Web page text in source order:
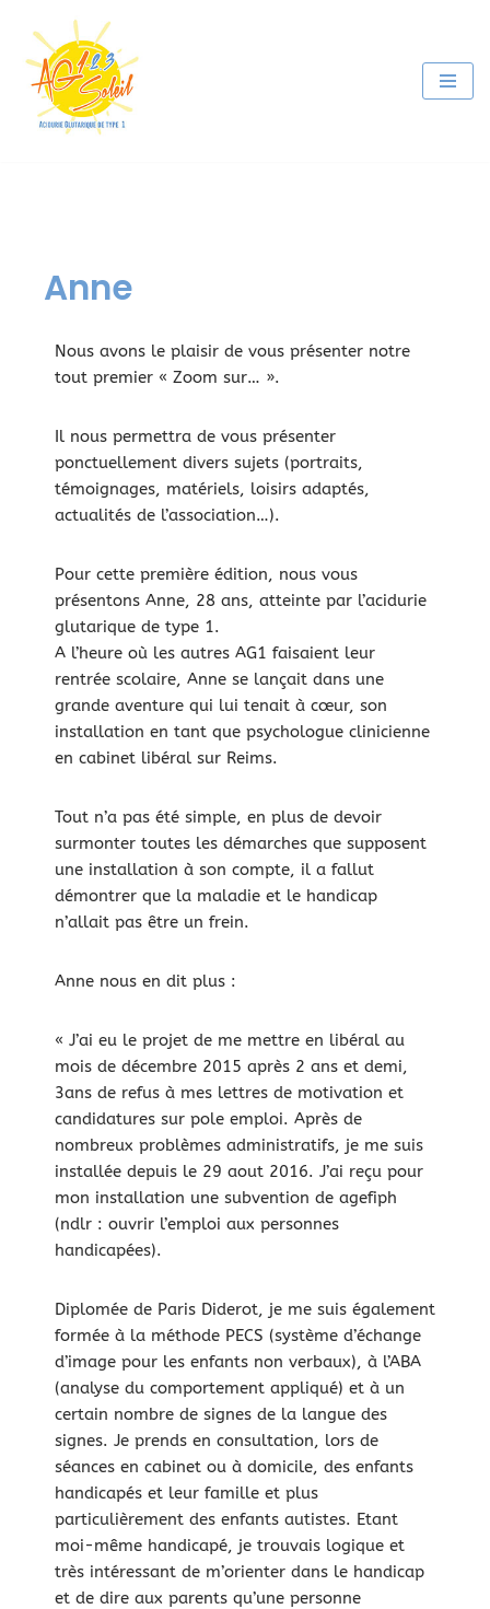
Aller
au
contenu
Anne
Nous avons le plaisir de vous présenter notre
tout premier « Zoom sur… ».
Il nous permettra de vous présenter
ponctuellement divers sujets (portraits,
témoignages, matériels, loisirs adaptés,
actualités de l’association…).
Pour cette première édition, nous vous
présentons Anne, 28 ans, atteinte par l’acidurie
glutarique de type 1.
A l’heure où les autres AG1 faisaient leur
rentrée scolaire, Anne se lançait dans une
grande aventure qui lui tenait à cœur, son
installation en tant que psychologue clinicienne
en cabinet libéral sur Reims.
Tout n’a pas été simple, en plus de devoir
surmonter toutes les démarches que supposent
une installation à son compte, il a fallut
démontrer que la maladie et le handicap
n’allait pas être un frein.
Anne nous en dit plus :
« J’ai eu le projet de me mettre en libéral au
mois de décembre 2015 après 2 ans et demi,
3ans de refus à mes lettres de motivation et
candidatures sur pole emploi. Après de
nombreux problèmes administratifs, je me suis
installée depuis le 29 aout 2016. J’ai reçu pour
mon installation une subvention de agefiph
(ndlr : ouvrir l’emploi aux personnes
handicapées).
Diplomée de Paris Diderot, je me suis également
formée à la méthode PECS (système d’échange
d’image pour les enfants non verbaux), à l’ABA
(analyse du comportement appliqué) et à un
certain nombre de signes de la langue des
signes. Je prends en consultation, lors de
séances en cabinet ou à domicile, des enfants
handicapés et leur famille et plus
particulièrement des enfants autistes. Etant
moi-même handicapé, je trouvais logique et
très intéressant de m’orienter dans le handicap
et de dire aux parents qu’une personne